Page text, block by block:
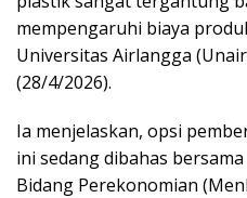
mempengaruhi biaya
Universitas Airlangga
(28/4/2026).
Ia menjelaskan, opsi
ini sedang dibahas
Bidang Perekonomian